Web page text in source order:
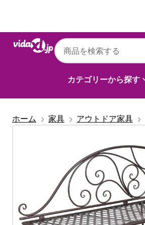
カテゴリーから探す
ホーム 家具 アウトドア家具